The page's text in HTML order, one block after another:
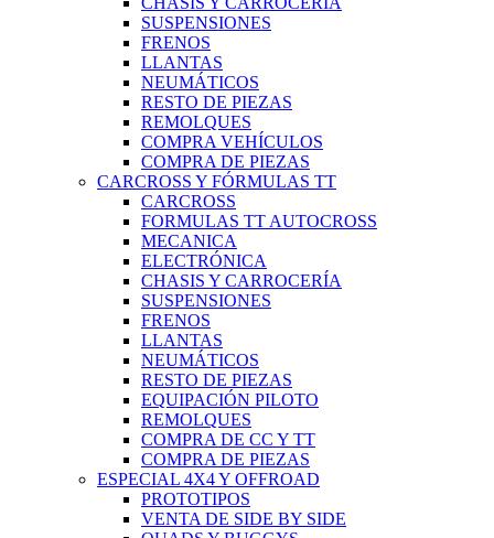
SUSPENSIONES
FRENOS
LLANTAS
NEUMÁTICOS
RESTO DE PIEZAS
REMOLQUES
COMPRA VEHÍCULOS
COMPRA DE PIEZAS
CARCROSS Y FÓRMULAS TT
CARCROSS
FORMULAS TT AUTOCROSS
MECANICA
ELECTRÓNICA
CHASIS Y CARROCERÍA
SUSPENSIONES
FRENOS
LLANTAS
NEUMÁTICOS
RESTO DE PIEZAS
EQUIPACIÓN PILOTO
REMOLQUES
COMPRA DE CC Y TT
COMPRA DE PIEZAS
ESPECIAL 4X4 Y OFFROAD
PROTOTIPOS
VENTA DE SIDE BY SIDE